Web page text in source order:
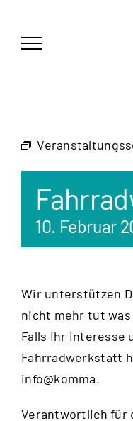
springen
10. Februar
Wir unterstützen
nicht mehr tut was
Falls Ihr Interesse
Fahrradwerkstatt
info@komma.
Verantwortlich für